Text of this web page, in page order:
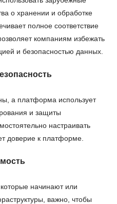
о хранении и обработке
полное соответствие
компаниям избежать
и безопасностью данных.
а платформа использует
и защиты
настраивать
доверие к платформе.
начинают или
важно, чтобы